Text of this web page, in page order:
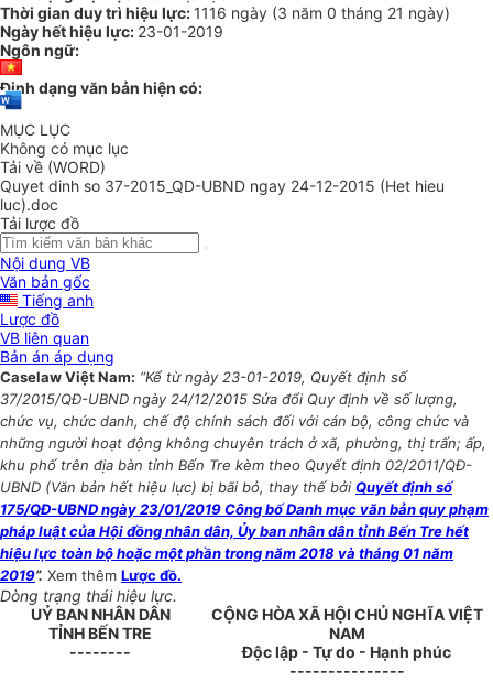
Thời gian duy trì hiệu lực: 1116 ngày (3 năm 0 tháng 21 ngày)
Ngày hết hiệu lực: 23-01-2019
Ngôn ngữ:
Định dạng văn bản hiện có:
MỤC LỤC
Không có mục lục
Tải về (WORD)
Quyet dinh so 37-2015_QD-UBND ngay 24-12-2015 (Het hieu
luc).doc
Tải lược đồ
Nội dung VB
Văn bản gốc
Tiếng anh
Lược đồ
VB liên quan
Bản án áp dụng
Caselaw Việt Nam: “Kể từ ngày 23-01-2019, Quyết định số
37/2015/QĐ-UBND ngày 24/12/2015 Sửa đổi Quy định về số lượng,
chức vụ, chức danh, chế độ chính sách đối với cán bộ, công chức và
những người hoạt động không chuyên trách ở xã, phường, thị trấn; ấp,
khu phố trên địa bàn tỉnh Bến Tre kèm theo Quyết định 02/2011/QĐ-
UBND (Văn bản hết hiệu lực) bị bãi bỏ, thay thế bởi Quyết định số
175/QĐ-UBND ngày 23/01/2019 Công bố Danh mục văn bản quy phạm
pháp luật của Hội đồng nhân dân, Ủy ban nhân dân tỉnh Bến Tre hết
hiệu lực toàn bộ hoặc một phần trong năm 2018 và tháng 01 năm
2019”. Xem thêm Lược đồ.
Dòng trạng thái hiệu lực.
UỶ BAN NHÂN DÂN
TỈNH BẾN TRE
--------
CỘNG HÒA XÃ HỘI CHỦ NGHĨA VIỆT
NAM
Độc lập - Tự do - Hạnh phúc
---------------